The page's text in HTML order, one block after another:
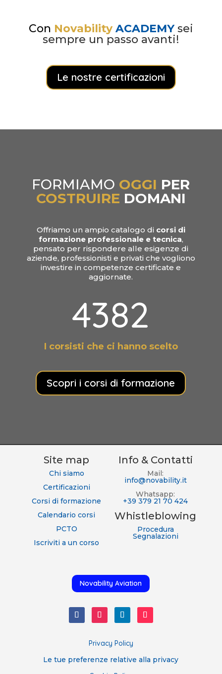
Con Novability ACADEMYsei
sempre un passo avanti!
Le nostre certificazioni
FORMIAMO OGGI PER
COSTRUIRE DOMANI
Offriamo un ampio catalogo di corsi di
formazione professionale e tecnica,
pensato per rispondere alle esigenze di
aziende, professionisti e privati che vogliono
investire in competenze certificate e
aggiornate.
4382
I corsisti che ci hanno scelto
Scopri i corsi di formazione
Site map
Chi siamo
Certificazioni
Corsi di formazione
Calendario corsi
PCTO
Iscriviti a un corso
Info & Contatti
Mail:
info@novability.it
Whatsapp:
+39 379 21 70 424
Whistleblowing
Procedura
Segnalazioni
Novability Aviation
Privacy Policy
Le tue preferenze relative alla privacy